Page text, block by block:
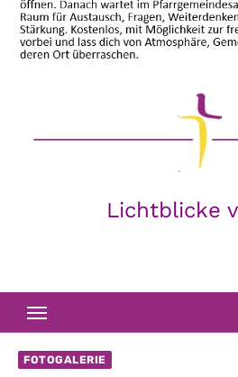
Lichtblicke
FOTOGALERIE